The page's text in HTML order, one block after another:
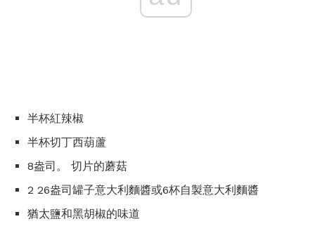
半杯紅辣椒
半杯切丁西葫蘆
8盎司。 切片的蘑菇
2 26盎司罐子意大利麵醬或6杯自製意大利麵醬
猶太鹽和黑胡椒的味道